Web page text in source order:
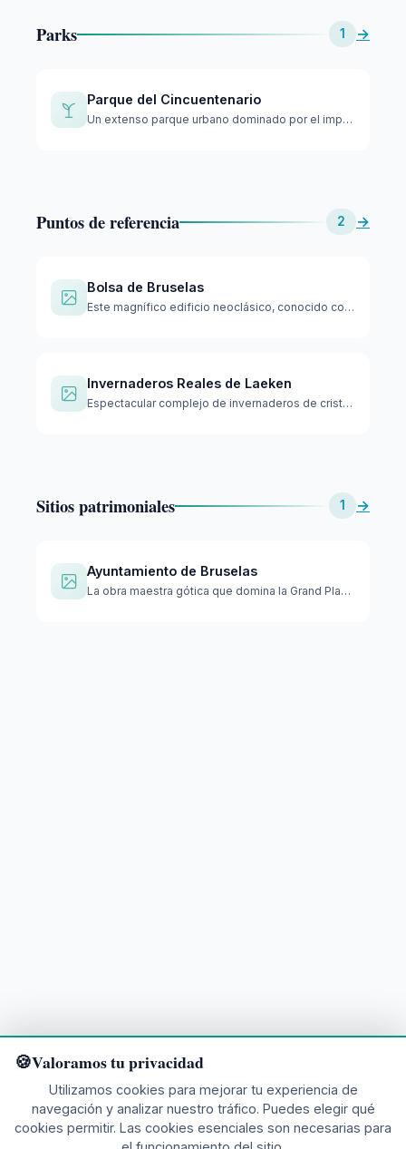
Parks 1 →
Parque del Cincuentenario
Un extenso parque urbano dominado por el impresionante arco …
Puntos de referencia 2 →
Bolsa de Bruselas
Este magnífico edificio neoclásico, conocido como la Bourse,…
Invernaderos Reales de Laeken
Espectacular complejo de invernaderos de cristal y hierro de…
Sitios patrimoniales 1 →
Ayuntamiento de Bruselas
La obra maestra gótica que domina la Grand Place, con una fa…
Valoramos tu privacidad
Utilizamos cookies para mejorar tu experiencia de
navegación y analizar nuestro tráfico. Puedes elegir qué
cookies permitir. Las cookies esenciales son necesarias para